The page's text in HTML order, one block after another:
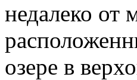
недалеко от
озере в